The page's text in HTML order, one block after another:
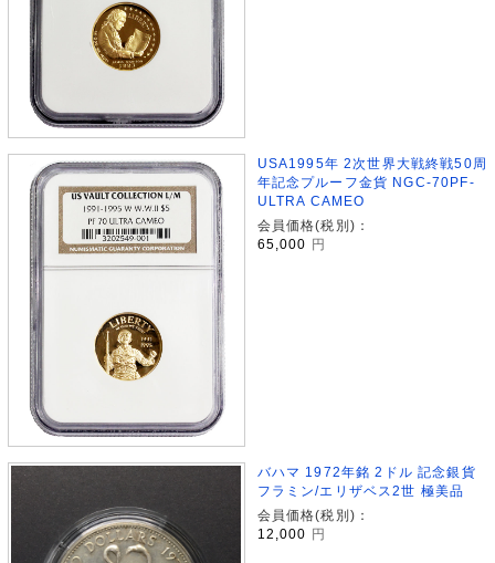
USA1995年 2次世界大戦終戦50周
年記念プルーフ金貨 NGC-70PF-
ULTRA CAMEO
会員価格(税別)：
65,000 円
バハマ 1972年銘 2ドル 記念銀貨
フラミン/エリザベス2世 極美品
会員価格(税別)：
12,000 円